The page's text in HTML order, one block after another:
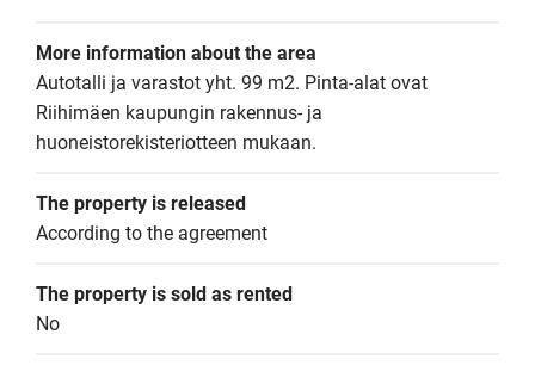
More information about the area
Autotalli ja varastot yht. 99 m2. Pinta-alat ovat
Riihimäen kaupungin rakennus- ja
huoneistorekisteriotteen mukaan.
The property is released
According to the agreement
The property is sold as rented
No